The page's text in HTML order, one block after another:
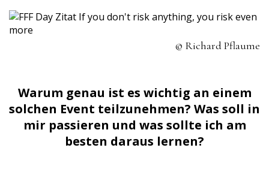
© Richard Pflaume
Warum genau ist es wichtig an einem
solchen Event teilzunehmen? Was soll in
mir passieren und was sollte ich am
besten daraus lernen?